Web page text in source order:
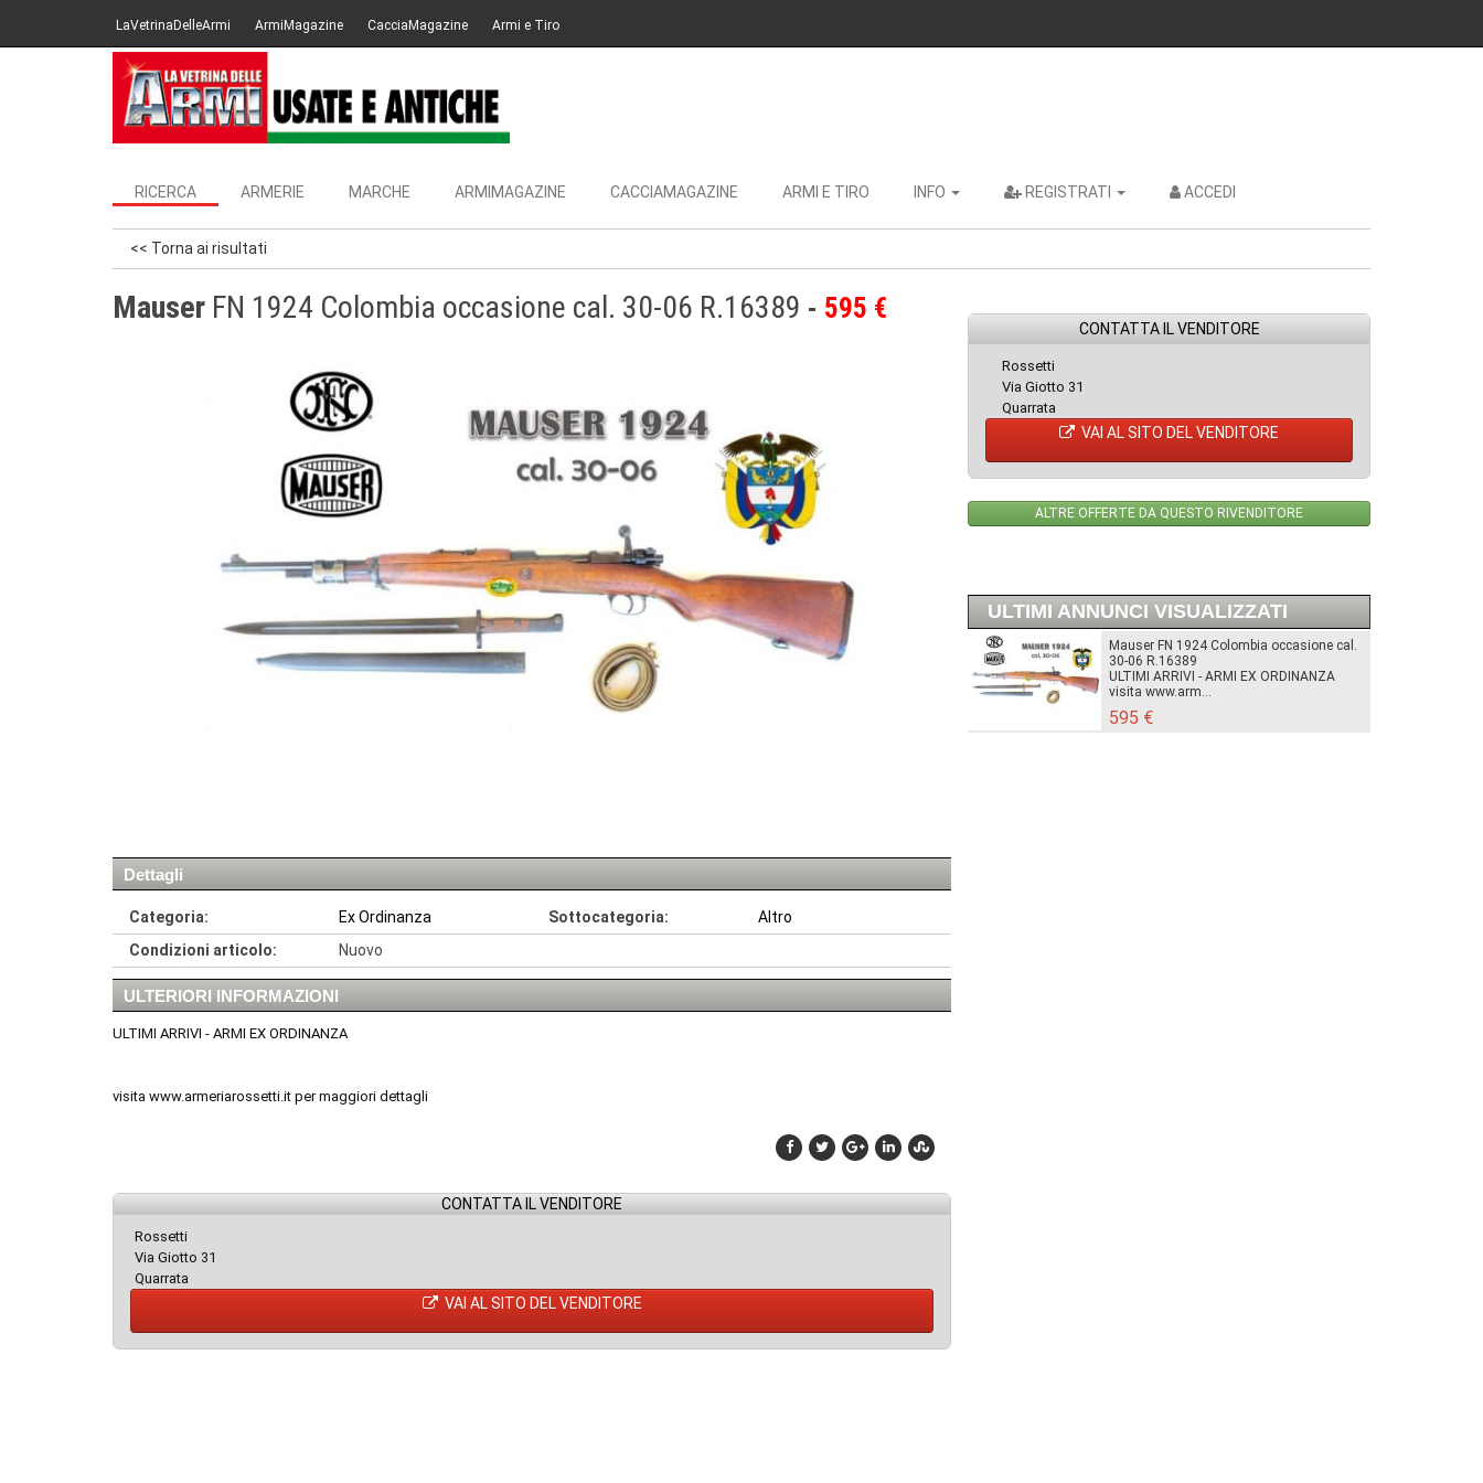
LaVetrinaDelleArmi ArmiMagazine CacciaMagazine Armi e Tiro
RICERCA ARMERIE MARCHE ARMIMAGAZINE CACCIAMAGAZINE ARMI E TIRO INFO REGISTRATI ACCEDI
<< Torna ai risultati
Mauser FN 1924 Colombia occasione cal. 30-06 R.16389 595 €
Dettagli
Categoria: Ex Ordinanza Sottocategoria:
Altro
Condizioni articolo:
Nuovo
ULTERIORI INFORMAZIONI
ULTIMI ARRIVI - ARMI EX ORDINANZA
visita www.armeriarossetti.it per maggiori dettagli
CONTATTA IL VENDITORE
Rossetti
Via Giotto 31
Quarrata
VAI AL SITO DEL VENDITORE
CONTATTA IL VENDITORE
Rossetti
Via Giotto 31
Quarrata
VAI AL SITO DEL VENDITORE
ALTRE OFFERTE DA QUESTO RIVENDITORE
ULTIMI ANNUNCI VISUALIZZATI
Mauser FN 1924 Colombia occasione cal.
30-06 R.16389
ULTIMI ARRIVI - ARMI EX ORDINANZA
visita www.arm...
595 €